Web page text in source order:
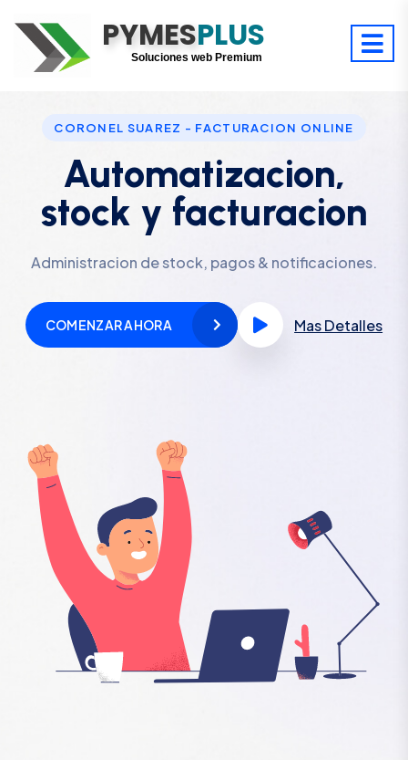
PYMESPLUS
Digitaliza tu éxito
Soluciones web Premium
CORONEL SUAREZ - FACTURACION ONLINE
Automatizacion,
stock y facturacion
Administracion de stock, pagos & notificaciones.
COMENZAR AHORA Mas Detalles